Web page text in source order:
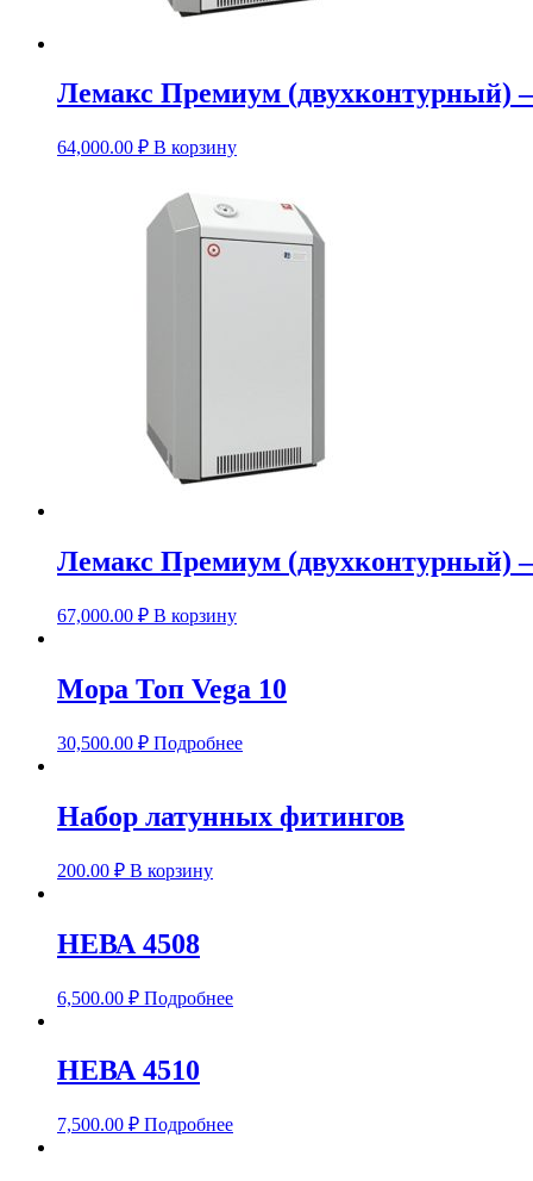
Лемакс Премиум (двухконтурный)
64,000.00 ₽ В корзину
Лемакс Премиум (двухконтурный)
67,000.00 ₽ В корзину
Мора Топ Vega 10
30,500.00 ₽ Подробнее
Набор латунных фитингов
200.00 ₽ В корзину
НЕВА 4508
6,500.00 ₽ Подробнее
НЕВА 4510
7,500.00 ₽ Подробнее